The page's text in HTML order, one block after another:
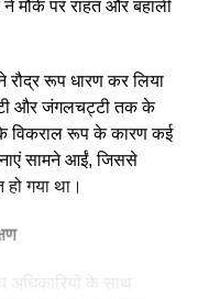
पर राहत और बहाली
रौद्र रूप धारण कर लिया
और जंगलचट्टी तक के
विकराल रूप के कारण कई
सामने आईं, जिससे
हो गया था।